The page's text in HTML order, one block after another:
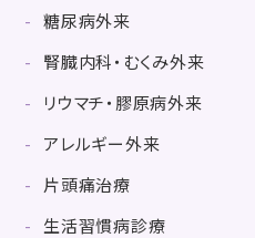
糖尿病外来
腎臓内科・むくみ外来
リウマチ・膠原病外来
アレルギー外来
片頭痛治療
生活習慣病診療